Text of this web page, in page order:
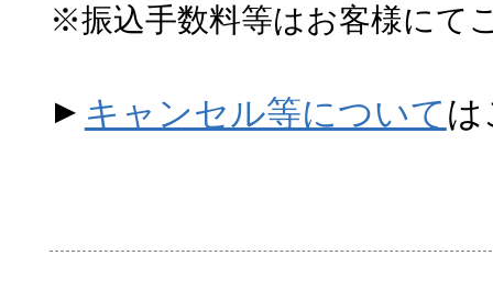
※振込手数料等はお客様にて
▲ キャンセル等については